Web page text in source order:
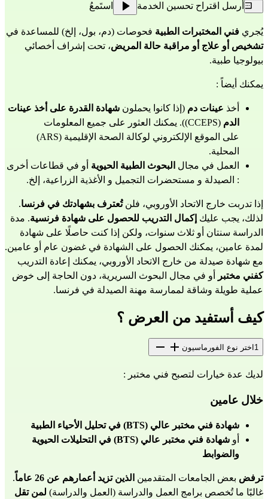
أرسل اقتراح تحسين الخدمة استَمعُ
يُجري فني المختبرات الطبية فحوصات (دم، بول، إلخ) للمساعدة في
تشخيص أو علاج أو مراقبة حالة المريض
بيولوجيا طبية.
يمكنك أيضاً :
أخذ عينات دم (إذا كانوا يحملون
الدم
على
المحلية.
العمل في مجال البحوث الطبية الحيوية
: الصيدلة و مستحضرات التجميل و الأغذية الزراعية، إلخ.
إذا تدربت خارج الاتحاد الأوروبي، فلن تُعترف بشهادتك في فرنسا.
لذلك، يجب عليك إكمال التدريب للحصول على شهادة فرنسية
لمدة عامين، يمكنك الحصول على الشهادة في غضون عام أو عامين.
مع شهادة صيدلة من خارج الاتحاد الأوروبي، يمكنك إعادة التدريب
كفني مختبر
أو في مجال البحوث السريرية
عملية طويلة وشاقة لممارسة مهنة الصيدلة في فرنسا.
كيف أستفيد من العرض ؟
1 اختر نوع الفورماسيون
لديك عدة خيارات لتصبح فني مختبر :
خلال عامين
شهادة فني مختبر عالي (BTS) في تحليل الأحياء الطبية
أو
والضوابط
ترفض بعض الجامعات المتقدمين الذين تزيد أعمارهم عن 26 عاماً
غالبًا ما تُخصص برامج العمل والدراسة (العمل والدراسة)